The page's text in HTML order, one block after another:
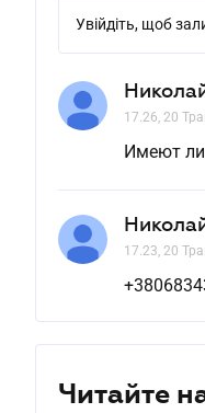
Увійдіть, щоб
17.26, 20
Имеют ли
17.23, 20
Читайте